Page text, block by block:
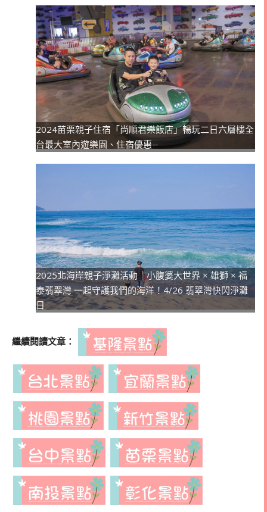
2024苗栗親子住宿「尚順君樂飯店」暢玩二日六層樓全
台最大室內遊樂園、住宿優惠
2025北海岸親子淨灘活動｜小腹婆大世界 × 雄獅 × 福
泰翡翠灣 一起守護我們的海洋！4/26 翡翠灣快閃淨灘
日
繼續閱讀文章：